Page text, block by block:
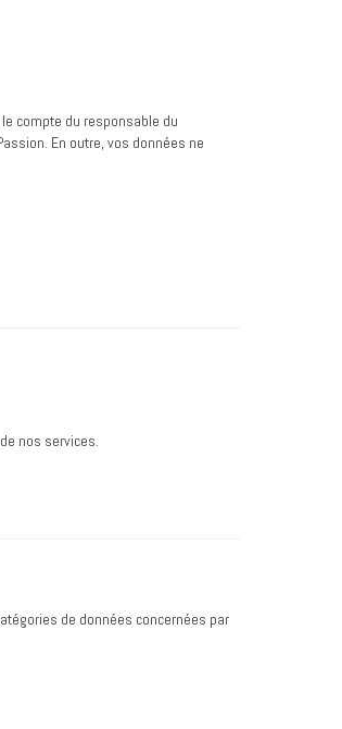
compte du responsable du
En outre, vos données ne
nos services.
de données concernées par